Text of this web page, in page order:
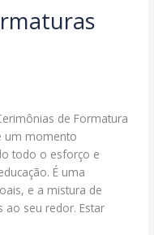
de Formatura
um momento
todo o esforço e
É uma
e a mistura de
ao seu redor. Estar